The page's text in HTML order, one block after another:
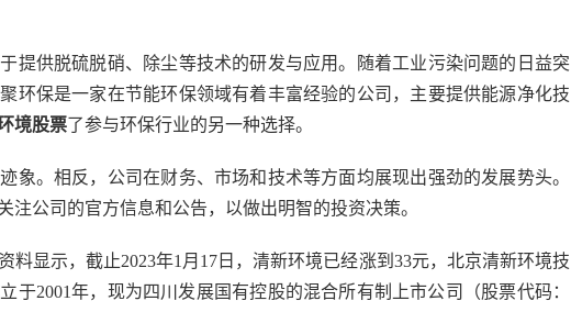
提供脱硫脱硝、除尘等技术的研发与应用。随着工业污染问题的日益突
环保是一家在节能环保领域有着丰富经验的公司，主要提供能源净化技
境股票了参与环保行业的另一种选择。
象。相反，公司在财务、市场和技术等方面均展现出强劲的发展势头。
注公司的官方信息和公告，以做出明智的投资决策。
料显示，截止2023年1月17日，清新环境已经涨到33元，北京清新环境技
于2001年，现为四川发展国有控股的混合所有制上市公司（股票代码：